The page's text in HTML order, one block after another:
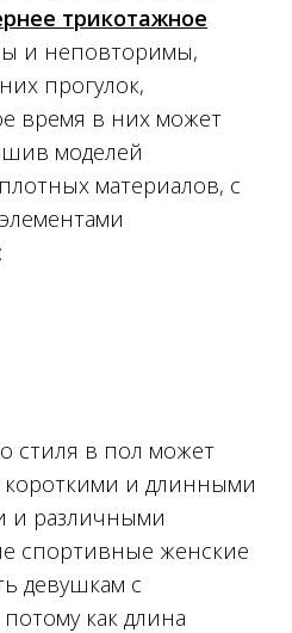
трикотажное
и неповторимы,
прогулок,
время в них может
моделей
материалов, с
стиля в пол может
короткими и длинными
и различными
спортивные женские
девушкам с
как длина